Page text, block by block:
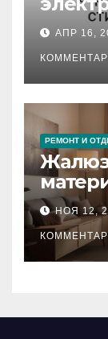
АПР 16,
РЕМОНТ И
НОЯ 12,